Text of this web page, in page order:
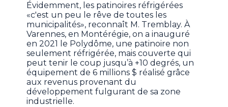
Évidemment, les patinoires réfrigérées
«c'est un peu le rêve de toutes les
municipalités», reconnaît M. Tremblay. À
Varennes, en Montérégie, on a inauguré
en 2021 le Polydôme, une patinoire non
seulement réfrigérée, mais couverte qui
peut tenir le coup jusqu’à +10 degrés, un
équipement de 6 millions $ réalisé grâce
aux revenus provenant du
développement fulgurant de sa zone
industrielle.